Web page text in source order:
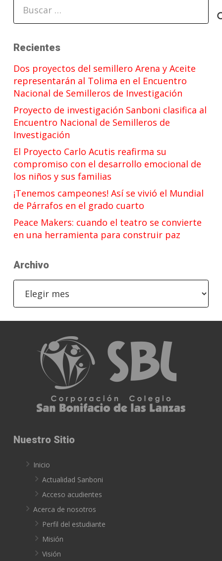
Recientes
Dos proyectos del semillero Arena y Aceite
representarán al Tolima en el Encuentro
Nacional de Semilleros de Investigación
Proyecto de investigación Sanboni clasifica al
Encuentro Nacional de Semilleros de
Investigación
El Proyecto Carlo Acutis reafirma su
compromiso con el desarrollo emocional de
los niños y sus familias
¡Tenemos campeones! Así se vivió el Mundial
de Párrafos en el grado cuarto
Peace Makers: cuando el teatro se convierte
en una herramienta para construir paz
Archivo
Nuestro Sitio
Inicio
Actualidad Sanboni
Acceso acudientes
Acerca de nosotros
Perfil del estudiante
Misión
Visión